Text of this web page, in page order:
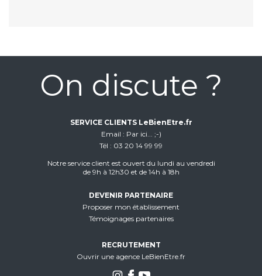
On discute ?
SERVICE CLIENTS LeBienEtre.fr
Email
Par ici... ;-)
Tél
03 20 14 99 99
Notre service client est ouvert du lundi au vendredi
de 9h à 12h30 et de 14h à 18h
DEVENIR PARTENAIRE
Proposer mon établissement
Témoignages partenaires
RECRUTEMENT
Ouvrir une agence LeBienEtre.fr